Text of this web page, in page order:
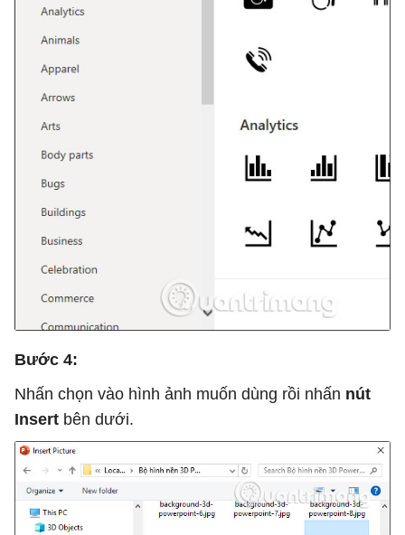
Bước 4:
Nhấn chọn vào hình ảnh muốn dùng rồi nhấn nút
Insert bên dưới.